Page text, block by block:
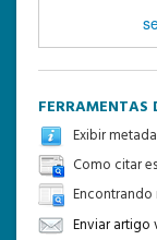
FERRAMENTAS
Exibir
Como citar
Enviar artigo